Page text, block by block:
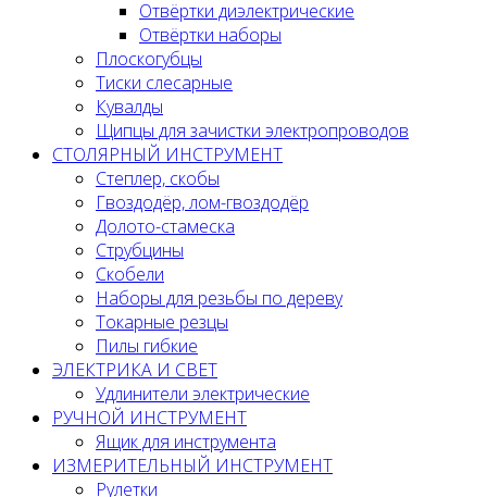
Отвёртки диэлектрические
Отвёртки наборы
Плоскогубцы
Тиски слесарные
Кувалды
Щипцы для зачистки электропроводов
СТОЛЯРНЫЙ ИНСТРУМЕНТ
Степлер, скобы
Гвоздодёр, лом-гвоздодёр
Долото-стамеска
Струбцины
Скобели
Наборы для резьбы по дереву
Токарные резцы
Пилы гибкие
ЭЛЕКТРИКА И СВЕТ
Удлинители электрические
РУЧНОЙ ИНСТРУМЕНТ
Ящик для инструмента
ИЗМЕРИТЕЛЬНЫЙ ИНСТРУМЕНТ
Рулетки